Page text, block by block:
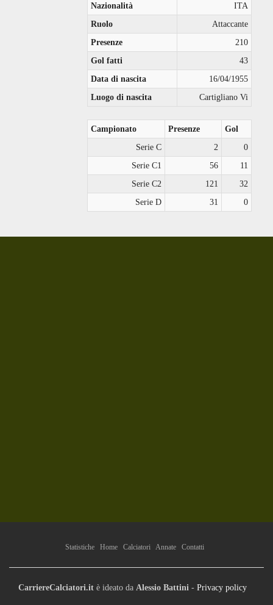
Nazionalità
ITA
Ruolo
Attaccante
Presenze
210
Gol fatti
43
Data di nascita
16/04/1955
Luogo di nascita
Cartigliano Vi
Campionato Presenze
Gol
Serie C
2
0
Serie C1
56
11
Serie C2
121
32
Serie D
31 0
Statistiche Home Calciatori Annate Contatti
CarriereCalciatori.it è ideato da Alessio Battini - Privacy policy